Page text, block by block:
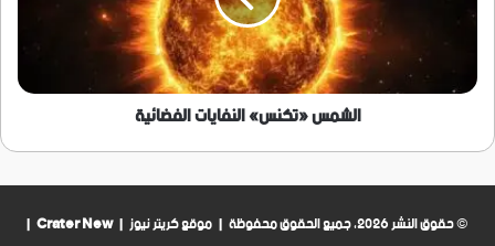
الشمس «تكنس» النفايات الفضائية
© حقوق النشر 2026، جميع الحقوق محفوظة | موقع كريتر نيوز | Crater New
|